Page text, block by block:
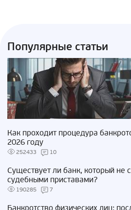
Популярные статьи
Как проходит процедура
2026 году
252433 10
Существует ли банк, который не
судебными приставами?
190285 7